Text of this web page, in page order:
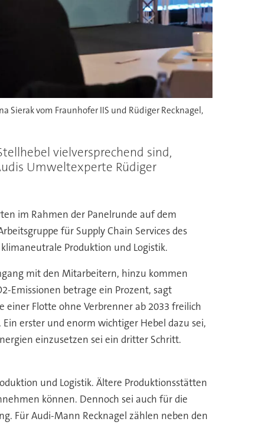
vom Fraunhofer IIS und Rüdiger Recknagel,
vielversprechend sind,
Umweltexperte Rüdiger
im Rahmen der Panelrunde auf dem
für Supply Chain Services des
Produktion und Logistik.
mit den Mitarbeitern, hinzu kommen
Emissionen betrage ein Prozent, sagt
Flotte ohne Verbrenner ab 2033 freilich
erster und enorm wichtiger Hebel dazu sei,
einzusetzen sei ein dritter Schritt.
und Logistik. Ältere Produktionsstätten
können. Dennoch sei auch für die
Für Audi-Mann Recknagel zählen neben den